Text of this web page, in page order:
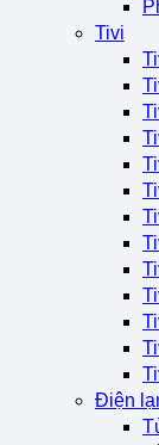
Tivi
Điện